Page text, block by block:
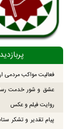
پربازدید
فعالیت مواکب مردمی
عشق و شور خدمت
روایت فیلم و عکس
پیام تقدیر و تشکر